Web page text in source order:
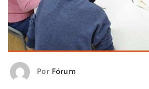
Por Fórum